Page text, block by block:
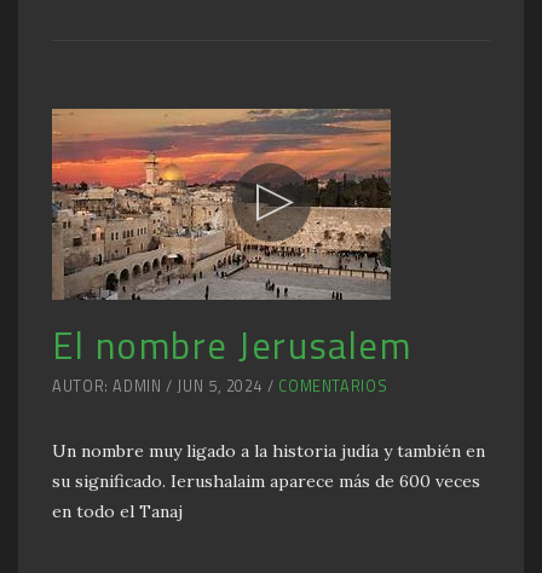
El nombre Jerusalem
AUTOR: ADMIN / JUN 5, 2024 / COMENTARIOS
Un nombre muy ligado a la historia judía y también en
su significado. Ierushalaim aparece más de 600 veces
en todo el Tanaj